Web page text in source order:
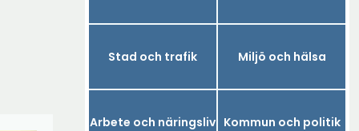
Stad och trafik Miljö och hälsa
Arbete och näringsliv Kommun och politik